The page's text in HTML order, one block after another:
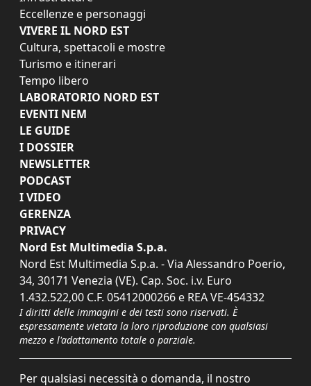
Eccellenze e personaggi
VIVERE IL NORD EST
Cultura, spettacoli e mostre
Turismo e itinerari
Tempo libero
LABORATORIO NORD EST
EVENTI NEM
LE GUIDE
I DOSSIER
NEWSLETTER
PODCAST
I VIDEO
GERENZA
PRIVACY
Nord Est Multimedia S.p.a.
Nord Est Multimedia S.p.a. - Via Alessandro Poerio,
34, 30171 Venezia (VE). Cap. Soc. i.v. Euro
1.432.522,00 C.F. 05412000266 e REA VE-454332
I diritti delle immagini e dei testi sono riservati. È
espressamente vietata la loro riproduzione con qualsiasi
mezzo e l'adattamento totale o parziale.
Per qualsiasi necessità o domanda, il nostro